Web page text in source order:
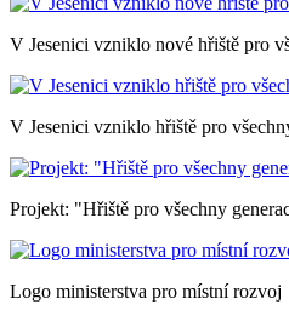
V Jesenici vzniklo nové hřiště pro
V Jesenici vzniklo hřiště pro
Projekt: "Hřiště pro všechny
Logo ministerstva pro místní rozvoj